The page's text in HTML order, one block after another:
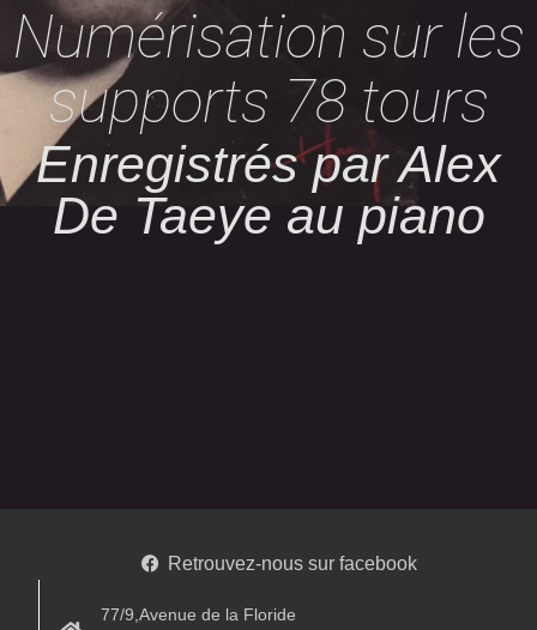
Numérisation sur les
supports 78 tours
Enregistrés par Alex
De Taeye au piano
Retrouvez-nous sur facebook
77/9,Avenue de la Floride